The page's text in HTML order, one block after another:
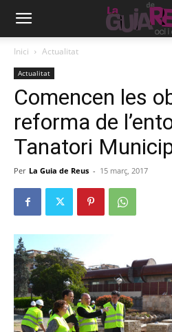
Inici Actualitat
Actualitat
Comencen les
reforma de
Tanatori
Per La Guia de Reus - 15 març, 2017